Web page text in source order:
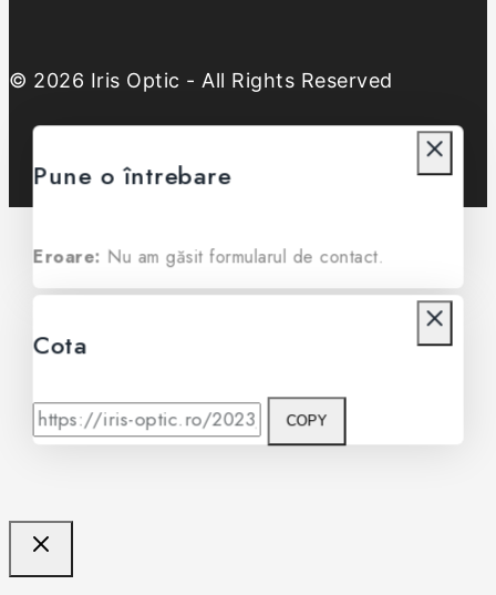
© 2026 Iris Optic - All Rights Reserved
Pune o întrebare
Eroare: Nu am găsit formularul de contact.
Cota
COPY